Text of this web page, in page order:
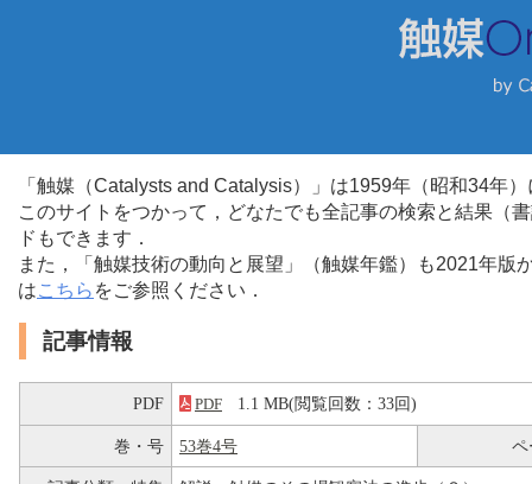
「触媒（Catalysts and Catalysis）」は1959年（昭和34年
このサイトをつかって，どなたでも全記事の検索と結果（
ドもできます．
また，「触媒技術の動向と展望」（触媒年鑑）も2021年
はこちら をご参照ください．
記事情報
PDF PDF 1.1 MB(閲覧回数：33回)
巻・号 53巻4号 ペ